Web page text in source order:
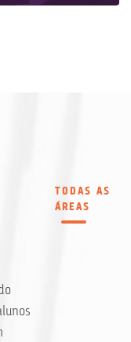
TODAS AS
ÁREAS